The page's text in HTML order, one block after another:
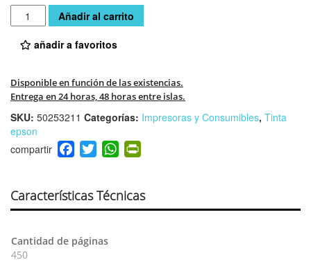
Cantidad Añadir al carrito
añadir a favoritos
Disponible en función de las existencias.
Entrega en 24 horas, 48 horas entre islas.
SKU: 50253211 Categorías: Impresoras y Consumibles, Tinta
epson
F
a
e
b
o
T
wi
er
W
h
s
A
ri
e
Características Técnicas
Cantidad de páginas
450